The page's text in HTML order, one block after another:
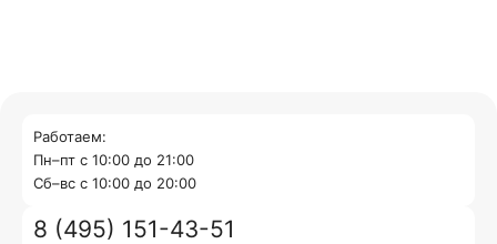
Работаем:
Пн–пт с 10:00 до 21:00
Cб–вс с 10:00 до 20:00
8 (495) 151-43-51